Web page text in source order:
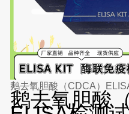
鹅去氧胆酸（CDCA）
鹅去氧胆酸